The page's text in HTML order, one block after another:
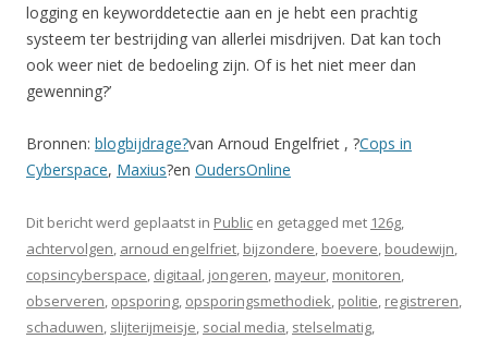
logging en keyworddetectie aan en je hebt een prachtig
systeem ter bestrijding van allerlei misdrijven. Dat kan toch
ook weer niet de bedoeling zijn. Of is het niet meer dan
gewenning?’
Bronnen: blogbijdrage?van Arnoud Engelfriet , ?Cops in
Cyberspace, Maxius?en OudersOnline
Dit bericht werd geplaatst in Public en getagged met 126g,
achtervolgen, arnoud engelfriet, bijzondere, boevere, boudewijn,
copsincyberspace, digitaal, jongeren, mayeur, monitoren,
observeren, opsporing, opsporingsmethodiek, politie, registreren,
schaduwen, slijterijmeisje, social media, stelselmatig,